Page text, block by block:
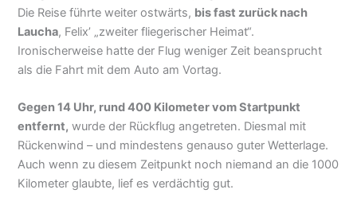
Völlig im Flow – bis fast nach Leipzig
Die Reise führte weiter ostwärts,
, Felix’ „zweiter fliegerischer Heimat“.
Ironischerweise hatte der Flug weniger Zeit beansprucht
als die Fahrt mit dem Auto am Vortag.
Gegen 14 Uhr, rund 400 Kilometer vom Startpunkt
entfernt, wurde der Rückflug angetreten. Diesmal mit
Rückenwind – und mindestens genauso guter
Wetterlage. Auch wenn zu diesem Zeitpunkt noch
niemand an die 1000 Kilometer glaubte, lief es verdächtig